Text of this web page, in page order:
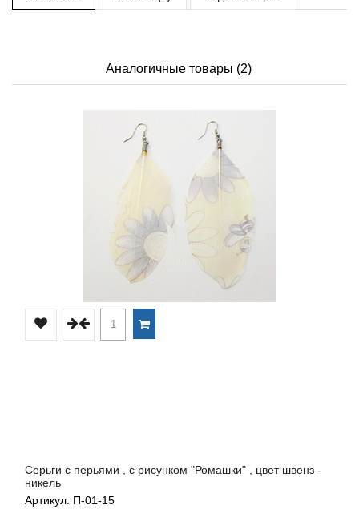
Аналогичные товары (2)
Серьги с перьями , с рисунком "Ромашки" , цвет швенз -
никель
Артикул: П-01-15